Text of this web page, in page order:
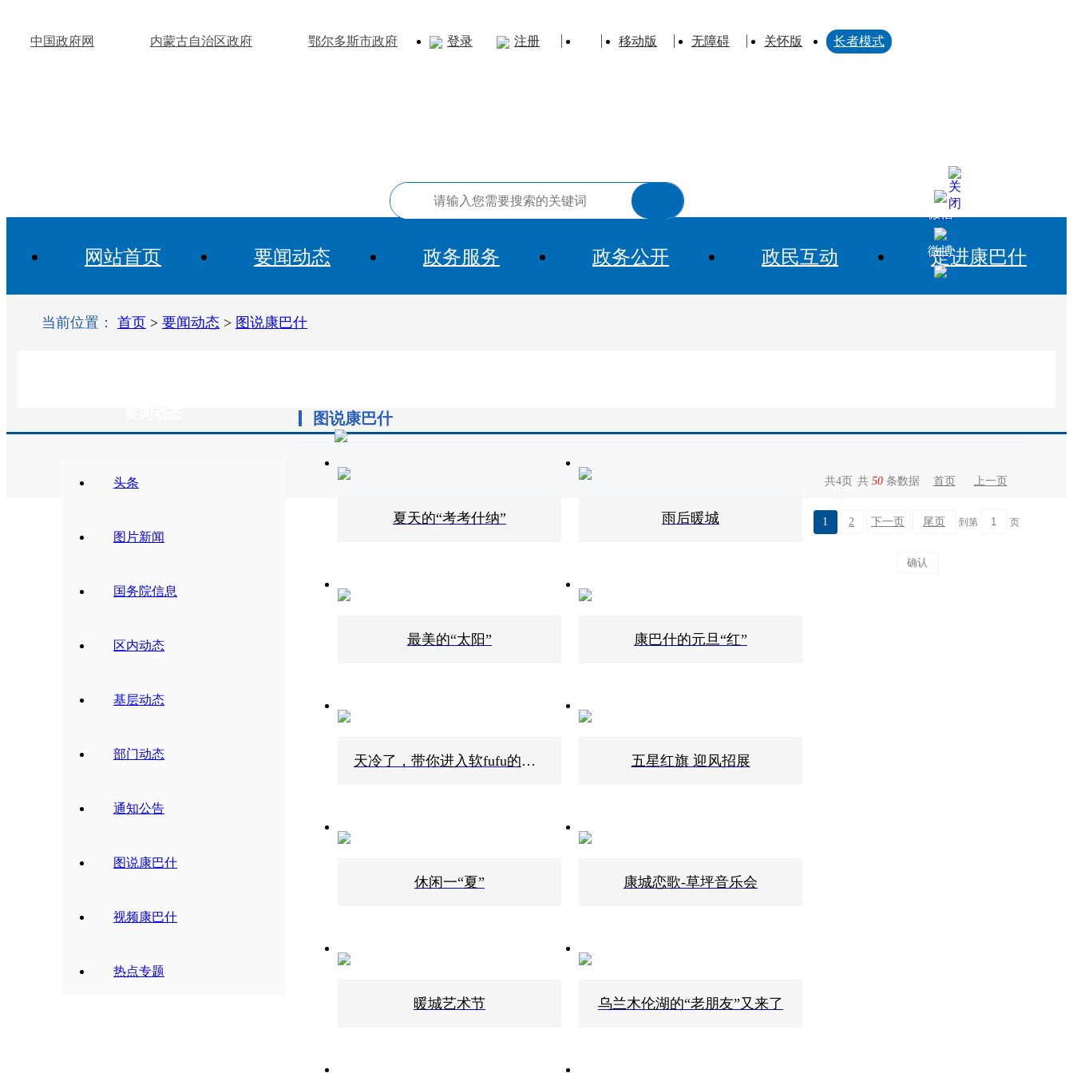
中国政府网 内蒙古自治区政府 鄂尔多斯市政府 登录 注册 移动版 无障碍 关怀版 长者模式
网站首页 要闻动态 政务服务 政务公开 政民互动 走进康巴什
当前位置： 首页 > 要闻动态 > 图说康巴什
头条
图片新闻
国务院信息
区内动态
基层动态
部门动态
通知公告
图说康巴什
视频康巴什
热点专题
图说康巴什
夏天的“考考什纳” 雨后暖城
最美的“太阳” 康巴什的元旦“红”
天冷了，带你进入软fufu的康巴什 五星红旗 迎风招展
休闲一“夏” 康城恋歌-草坪音乐会
暖城艺术节 乌兰木伦湖的“老朋友”又来了
共4页 共 50 条数据 首页 上一页
1 2 下一页 尾页 到第 页
微信
微博